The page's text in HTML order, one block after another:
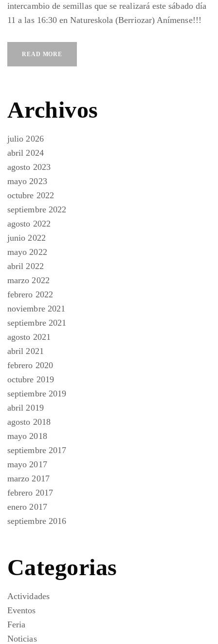
intercambio de semillas que se realizará este sábado día
11 a las 16:30 en Natureskola (Berriozar) Anímense!!!
READ MORE
Archivos
julio 2026
abril 2024
agosto 2023
mayo 2023
octubre 2022
septiembre 2022
agosto 2022
junio 2022
mayo 2022
abril 2022
marzo 2022
febrero 2022
noviembre 2021
septiembre 2021
agosto 2021
abril 2021
febrero 2020
octubre 2019
septiembre 2019
abril 2019
agosto 2018
mayo 2018
septiembre 2017
mayo 2017
marzo 2017
febrero 2017
enero 2017
septiembre 2016
Categorias
Actividades
Eventos
Feria
Noticias